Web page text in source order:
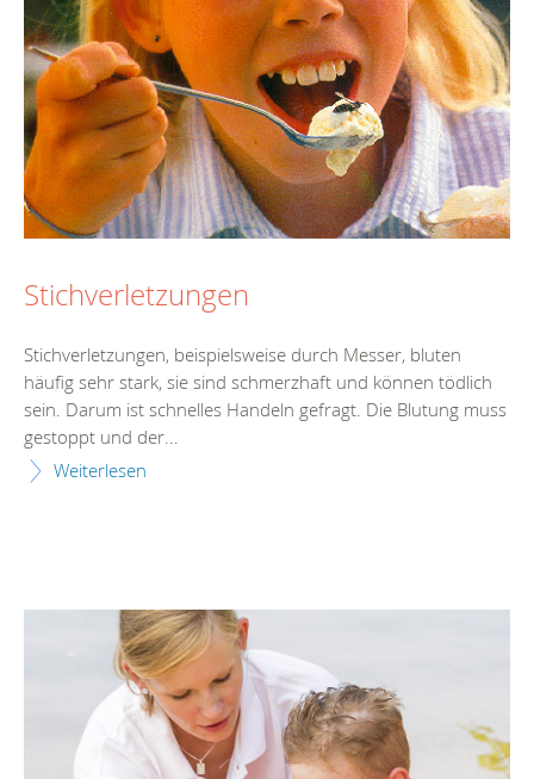
Stichverletzungen
Stichverletzungen, beispielsweise durch Messer, bluten
häufig sehr stark, sie sind schmerzhaft und können tödlich
sein. Darum ist schnelles Handeln gefragt. Die Blutung muss
gestoppt und der...
Weiterlesen